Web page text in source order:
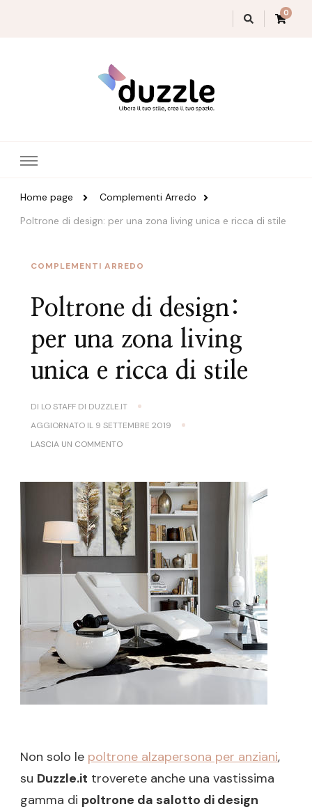
0
Home page
Complementi Arredo
Poltrone di design: per una zona living unica e ricca di stile
COMPLEMENTI ARREDO
Poltrone di design:
per una zona living
unica e ricca di stile
DI LO STAFF DI DUZZLE.IT
AGGIORNATO IL 9 SETTEMBRE 2019
LASCIA UN COMMENTOSU
PER
UNA
ZONA
LIVING
UNICA
E
DI
Non solo le poltrone alzapersona per anziani,
su Duzzle.it troverete anche una vastissima
gamma di poltrone da salotto di design